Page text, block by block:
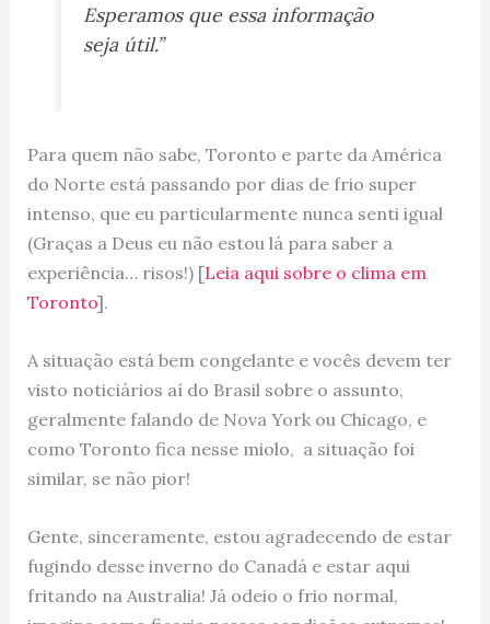
Esperamos que essa informação
seja útil.”
Para quem não sabe, Toronto e parte da América
do Norte está passando por dias de frio super
intenso, que eu particularmente nunca senti igual
(Graças a Deus eu não estou lá para saber a
experiência… risos!) [Leia aqui sobre o clima em
Toronto].
A situação está bem congelante e vocês devem ter
visto noticiários aí do Brasil sobre o assunto,
geralmente falando de Nova York ou Chicago, e
como Toronto fica nesse miolo, a situação foi
similar, se não pior!
Gente, sinceramente, estou agradecendo de estar
fugindo desse inverno do Canadá e estar aqui
fritando na Australia! Já odeio o frio normal,